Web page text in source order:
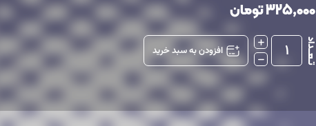
325,000تومان
تــعـــداد 1 افزودن به سبد خرید